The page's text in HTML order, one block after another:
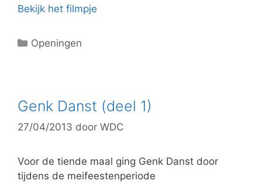
Bekijk het filmpje
C
g
r
e
ë
Openingen
Genk Danst (deel 1)
27/04/2013 door WDC
Voor de tiende maal ging Genk Danst door
tijdens de meifeestenperiode